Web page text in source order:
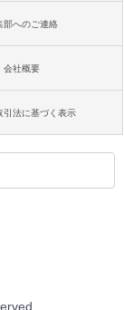
部へのご連絡
会社概要
引法に基づく表示